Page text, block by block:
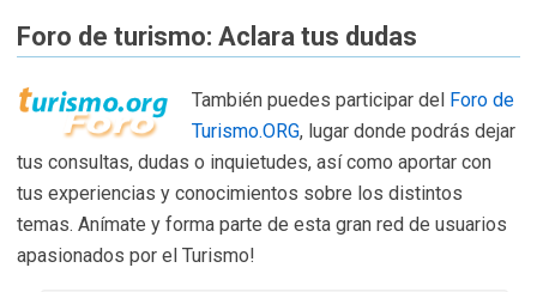
Foro de turismo: Aclara tus dudas
También puedes participar del Foro de
Turismo.ORG, lugar donde podrás dejar
tus consultas, dudas o inquietudes, así como aportar con
tus experiencias y conocimientos sobre los distintos
temas. Anímate y forma parte de esta gran red de usuarios
apasionados por el Turismo!